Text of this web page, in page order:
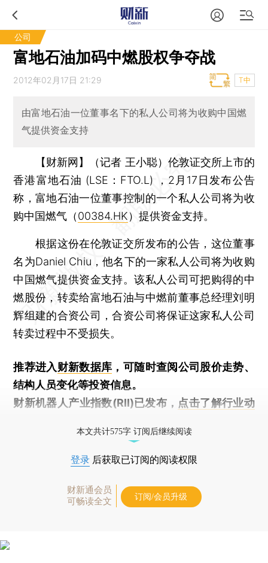
公司
富地石油加码中燃股权争夺战
2012年02月17日 21:29 T中
由富地石油一位董事名下的私人公司将为收购中国燃
气提供资金支持
【财新网】（记者 王小聪） 伦敦证交所上市的
香港富地石油 (LSE：FTO.L) ，2月17日发布公告
称，富地石油一位董事控制的一个私人公司将为收
购中国燃气（00384.HK）提供资金支持。
根据这份在伦敦证交所发布的公告，这位董事
名为Daniel Chiu，他名下的一家私人公司将为收购
中国燃气提供资金支持。该私人公司可把购得的中
燃股份，转卖给富地石油与中燃前董事总经理刘明
辉组建的合资公司，合资公司将保证这家私人公司
转卖过程中不受损失。
推荐进入财新数据库 ，可随时查阅公司股价走势、
结构人员变化等投资信息。
财新机器人产业指数(RII)已发布， 点击了解行业动
本文共计575字 订阅后继续阅读
登录 后获取已订阅的阅读权限
财新通会员
可畅读全文
订阅/会员升级